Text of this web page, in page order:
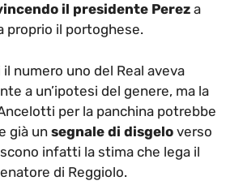
il presidente Perez a
proprio il portoghese.
numero uno del Real aveva
a un’ipotesi del genere, ma la
per la panchina potrebbe
già un segnale di disgelo verso
infatti la stima che lega il
di Reggiolo.